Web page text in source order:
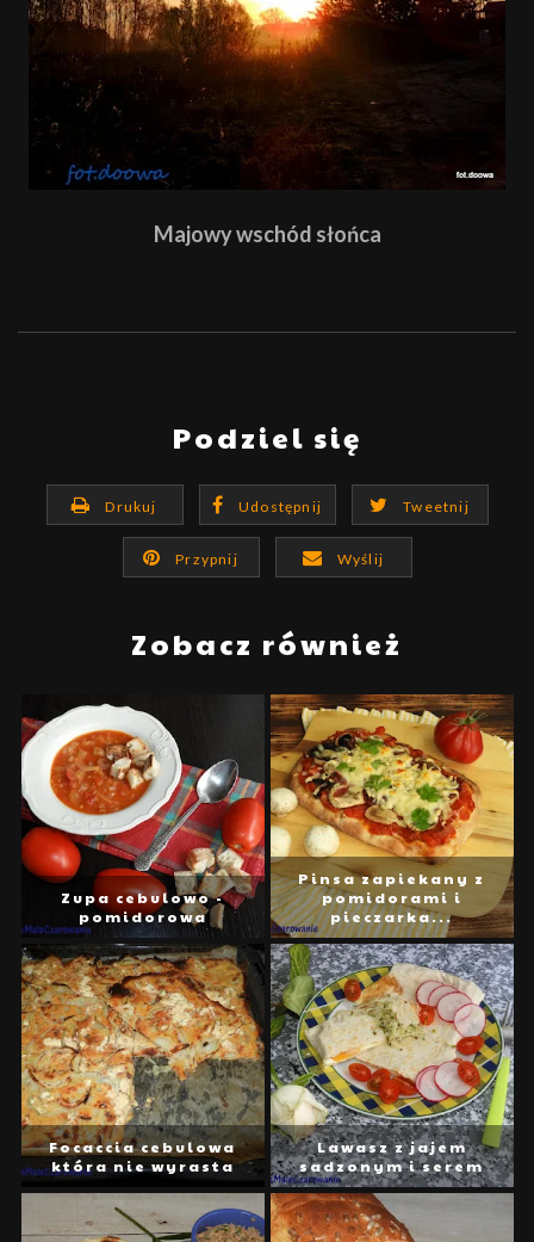
Majowy wschód słońca
Podziel się
Drukuj Udostępnij Tweetnij
Przypnij Wyślij
Zobacz również
Zupa cebulowo -
pomidorowa
Pinsa zapiekany z
pomidorami i
pieczarka...
Focaccia cebulowa
która nie wyrasta
Lawasz z jajem
sadzonym i serem